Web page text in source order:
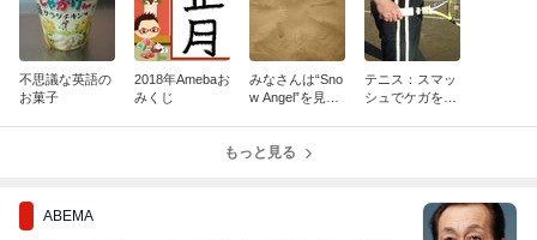
不思議な英語の
お菓子
2018年Amebaお
みくじ
みなさんは“Sno
w Angel”を見た
テニス：スマッ
シュでケガをし
もっと見る
ABEMA